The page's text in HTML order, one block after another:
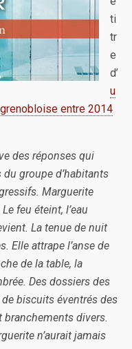
ti
tr
e
d’
u
entre 2014
des réponses qui
groupe d’habitants
Marguerite
feu éteint, l’eau
La tenue de nuit
Elle attrape l’anse de
de la table, la
Des dossiers des
biscuits éventrés des
divers.
n’aurait jamais